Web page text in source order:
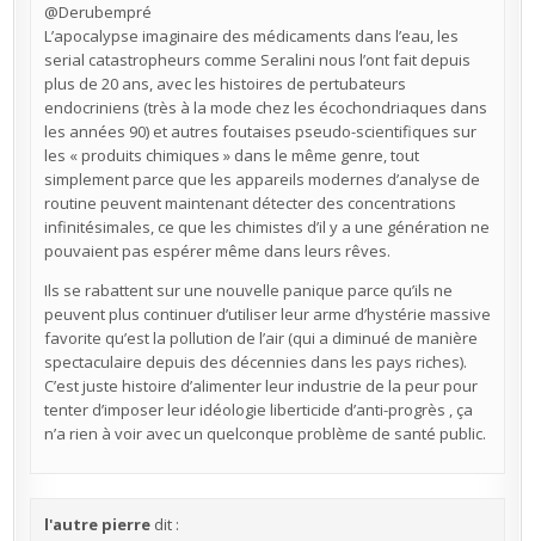
@Derubempré
L’apocalypse imaginaire des médicaments dans l’eau, les
serial catastropheurs comme Seralini nous l’ont fait depuis
plus de 20 ans, avec les histoires de pertubateurs
endocriniens (très à la mode chez les écochondriaques dans
les années 90) et autres foutaises pseudo-scientifiques sur
les « produits chimiques » dans le même genre, tout
simplement parce que les appareils modernes d’analyse de
routine peuvent maintenant détecter des concentrations
infinitésimales, ce que les chimistes d’il y a une génération ne
pouvaient pas espérer même dans leurs rêves.
Ils se rabattent sur une nouvelle panique parce qu’ils ne
peuvent plus continuer d’utiliser leur arme d’hystérie massive
favorite qu’est la pollution de l’air (qui a diminué de manière
spectaculaire depuis des décennies dans les pays riches).
C’est juste histoire d’alimenter leur industrie de la peur pour
tenter d’imposer leur idéologie liberticide d’anti-progrès , ça
n’a rien à voir avec un quelconque problème de santé public.
l'autre pierre dit :